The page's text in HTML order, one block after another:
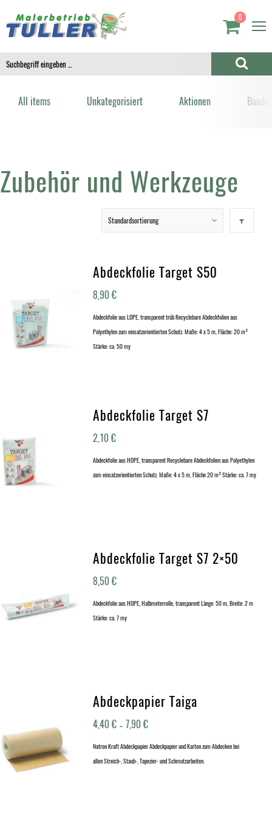
0
All items Unkategorisiert Aktionen
Zubehör und Werkzeuge
Abdeckfolie Target S50
8,90€
Abdeckfolie aus LDPE, transparent trüb Recyclebare Abdeckfolien aus
Polyethylen zum einsatzorientierten Schutz. Maße: 4 x 5 m, Fläche: 20 m²
Stärke: ca. 50 my
Abdeckfolie Target S7
2,10€
Abdeckfolie aus HDPE, transparent Recyclebare Abdeckfolien aus Polyethylen
zum einsatzorientierten Schutz. Maße: 4 x 5 m, Fläche 20 m² Stärke: ca. 7 my
Abdeckfolie Target S7 2×50
8,50€
Abdeckfolie aus HDPE, Halbmeterrolle, transparent Länge: 50 m, Breite: 2 m
Stärke: ca. 7 my
Abdeckpapier Taiga
4,40€ – 7,90€
Natron Kraft Abdeckpapier Abdeckpapier und Karton zum Abdecken bei
allen Streich-, Staub-, Tapezier- und Schmutzarbeiten.